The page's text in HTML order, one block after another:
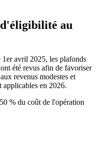
au
avril 2025, les plafonds
été revus afin de favoriser
revenus modestes et
applicables en 2026.
% du coût de l'opération